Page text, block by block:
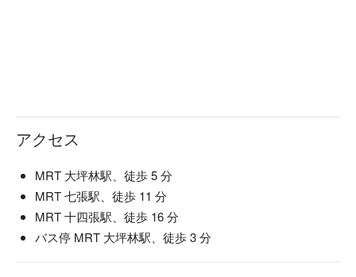
アクセス
MRT 大坪林駅、徒歩 5 分
MRT 七張駅、徒歩 11 分
MRT 十四張駅、徒歩 16 分
バス停 MRT 大坪林駅、徒歩 3 分